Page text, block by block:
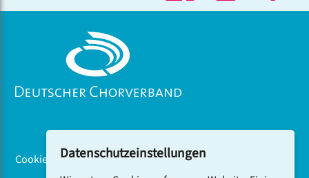
CookiebannerDatenschutzeinstellungen